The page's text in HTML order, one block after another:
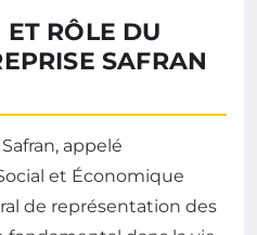
RÔLE DU
SAFRAN
appelé
et Économique
de représentation des